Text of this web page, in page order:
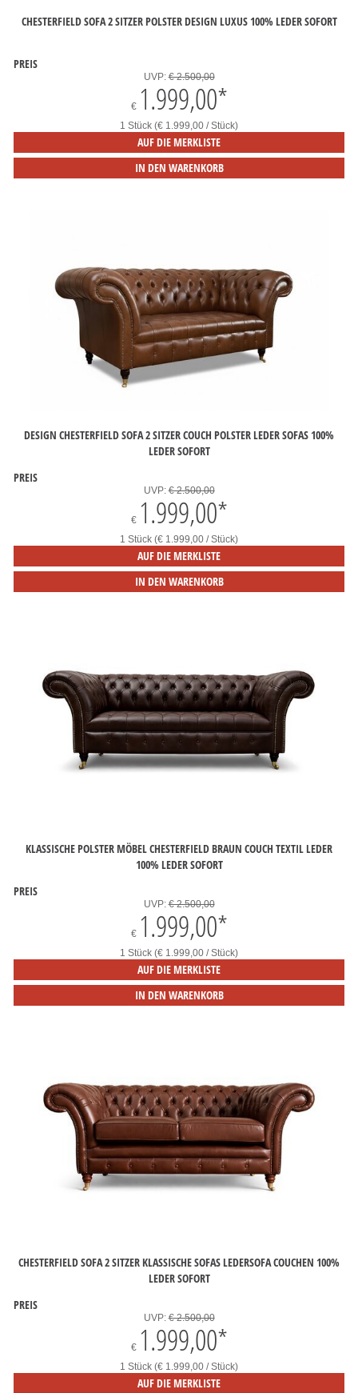
CHESTERFIELD SOFA 2 SITZER POLSTER DESIGN LUXUS 100% LEDER SOFORT
PREIS
UVP:€ 2.500,00
€ 1.999,00*
1 Stück (€ 1.999,00 / Stück)
AUF DIE MERKLISTE
IN DEN WARENKORB
DESIGN CHESTERFIELD SOFA 2 SITZER COUCH POLSTER LEDER SOFAS 100%
LEDER SOFORT
PREIS
UVP:€ 2.500,00
€ 1.999,00*
1 Stück (€ 1.999,00 / Stück)
AUF DIE MERKLISTE
IN DEN WARENKORB
KLASSISCHE POLSTER MÖBEL CHESTERFIELD BRAUN COUCH TEXTIL LEDER
100% LEDER SOFORT
PREIS
UVP:€ 2.500,00
€ 1.999,00*
1 Stück (€ 1.999,00 / Stück)
AUF DIE MERKLISTE
IN DEN WARENKORB
CHESTERFIELD SOFA 2 SITZER KLASSISCHE SOFAS LEDERSOFA COUCHEN 100%
LEDER SOFORT
PREIS
UVP:€ 2.500,00
€ 1.999,00*
1 Stück (€ 1.999,00 / Stück)
AUF DIE MERKLISTE